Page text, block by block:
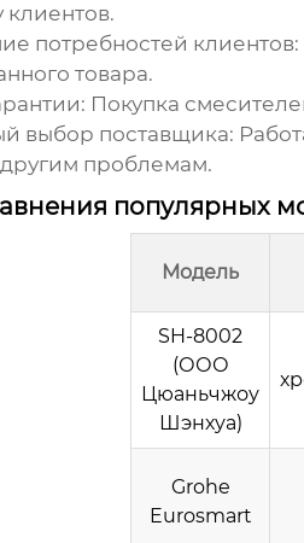
клиентов.
потребностей клиентов:
товара.
Покупка
выбор поставщика:
проблемам.
популярных
Модель
SH-8002
(ООО
Цюаньчжоу
Шэнхуа)
Grohe
Eurosmart